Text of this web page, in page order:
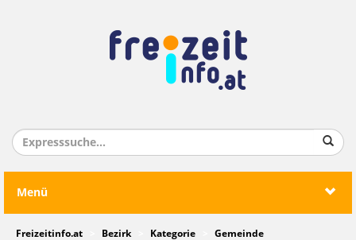
Menü
Freizeitinfo.at Bezirk Kategorie
Gemeinde